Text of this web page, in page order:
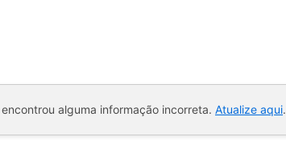
alguma informação incorreta. Atualize aqui.